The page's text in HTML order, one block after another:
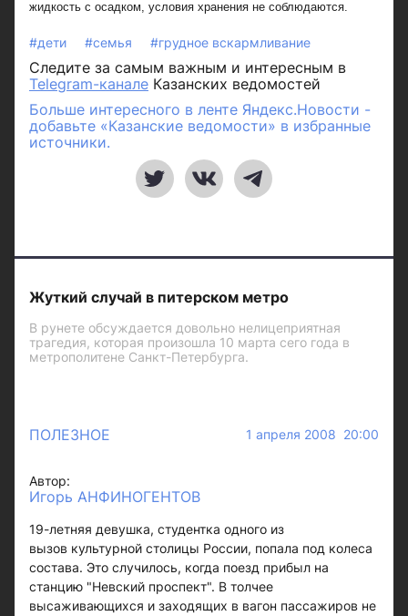
жидкость с осадком, условия хранения не соблюдаются.
#дети #семья #грудное вскармливание
Следите за самым важным и интересным в
Telegram-канале Казанских ведомостей
Больше интересного в ленте Яндекс.Новости -
добавьте «Казанские ведомости» в избранные
источники.
Жуткий случай в питерском метро
В рунете обсуждается довольно нелицеприятная
трагедия, которая произошла 10 марта сего года в
метрополитене Санкт-Петербурга.
ПОЛЕЗНОЕ 1 апреля 2008 20:00
Автор:
Игорь АНФИНОГЕНТОВ
19-летняя девушка, студентка одного из
вызов культурной столицы России, попала под колеса
состава. Это случилось, когда поезд прибыл на
станцию "Невский проспект". В толчее
высаживающихся и заходящих в вагон пассажиров не